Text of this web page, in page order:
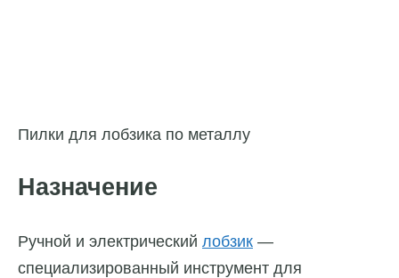
Пилки для лобзика по металлу
Назначение
Ручной и электрический лобзик —
специализированный инструмент для